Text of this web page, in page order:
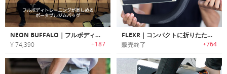
NEON BUFFALO｜フルボディトレーニングが楽しめるポータブルジムバッグ「ネオンバッファロー」
¥ 74,390 +187
FLEXR｜コンパクトに折りたたみ可能な懸垂エクササイズバー「フレクサー」
販売終了 +764